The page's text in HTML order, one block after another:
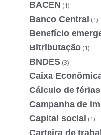
BACEN (1)
Banco Central (1)
Benefício
Bitributação (1)
BNDES (3)
Caixa
Cálculo de férias
Campanha de
Capital social (1)
Carteira de